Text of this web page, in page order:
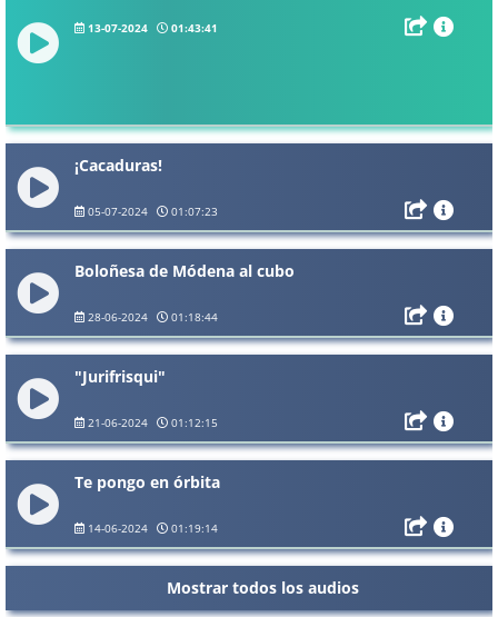
13-07-2024 01:43:41
¡Cacaduras!
05-07-2024 01:07:23
Boloñesa de Módena al cubo
28-06-2024 01:18:44
"Jurifrisqui"
21-06-2024 01:12:15
Te pongo en órbita
14-06-2024 01:19:14
Mostrar todos los audios